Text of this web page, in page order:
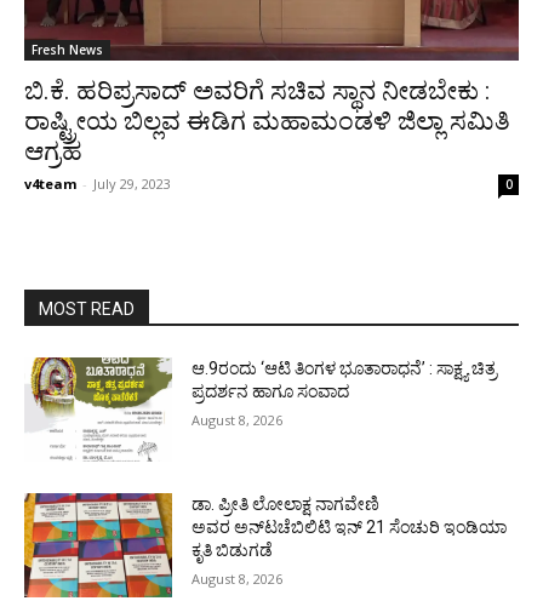
Fresh News
ಬಿ.ಕೆ. ಹರಿಪ್ರಸಾದ್ ಅವರಿಗೆ ಸಚಿವ ಸ್ಥಾನ ನೀಡಬೇಕು :
ರಾಷ್ಟ್ರೀಯ ಬಿಲ್ಲವ ಈಡಿಗ ಮಹಾಮಂಡಳಿ ಜಿಲ್ಲಾ ಸಮಿತಿ
ಆಗ್ರಹ
v4team - July 29, 2023 0
MOST READ
ಆ.9ರಂದು ‘ಆಟಿ ತಿಂಗಳ ಭೂತಾರಾಧನೆ’ : ಸಾಕ್ಷ್ಯ ಚಿತ್ರ
ಪ್ರದರ್ಶನ ಹಾಗೂ ಸಂವಾದ
August 8, 2026
ಡಾ. ಪ್ರೀತಿ ಲೋಲಾಕ್ಷ ನಾಗವೇಣಿ
ಅವರ ಅನ್‌ಟಚೆಬಿಲಿಟಿ ಇನ್ 21 ಸೆಂಚುರಿ ಇಂಡಿಯಾ
ಕೃತಿ ಬಿಡುಗಡೆ
August 8, 2026